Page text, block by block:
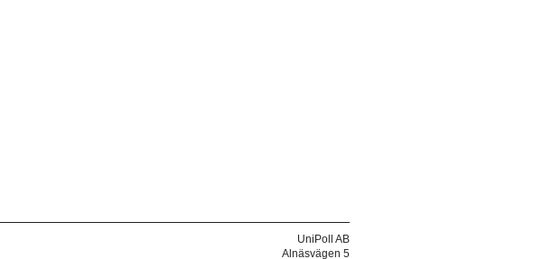
UniPoll AB
Alnäsvägen 5